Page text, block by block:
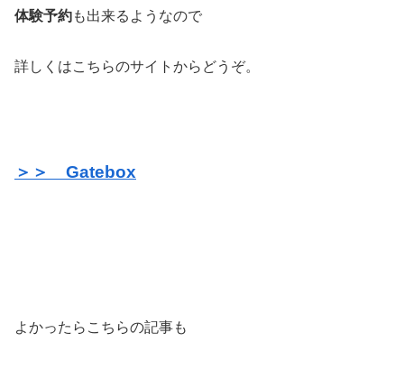
体験予約も出来るようなので
詳しくはこちらのサイトからどうぞ。
＞＞ Gatebox
よかったらこちらの記事も